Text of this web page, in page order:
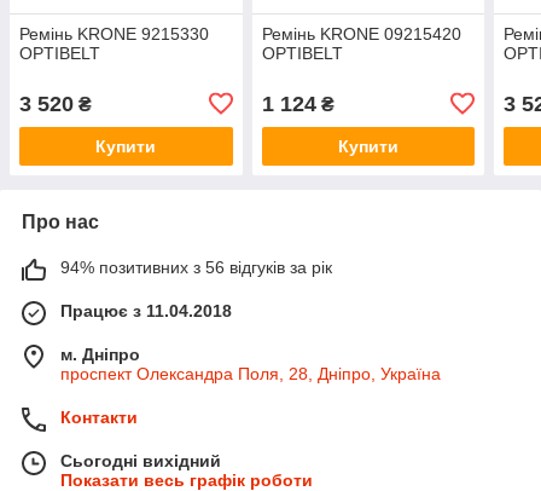
Ремінь KRONE 9215330
OPTIBELT
3 520 ₴
Купити
Ремінь KRONE 09215420
OPTIBELT
1 124₴
Купити
3
Про нас
94% позитивних з 56 відгуків за рік
Працює з 11.04.2018
м. Дніпро
проспект Олександра Поля, 28, Дніпро, Україна
Контакти
Сьогодні вихідний
Показати весь графік роботи